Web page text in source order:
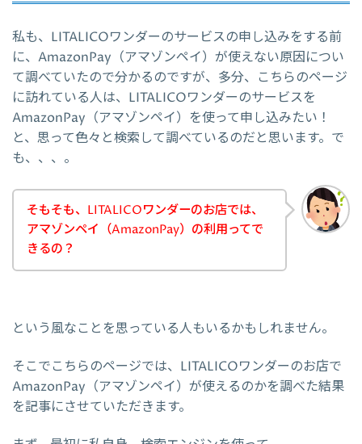
私も、LITALICOワンダーのサービスの申し込みをする前
に、AmazonPay（アマゾンペイ）が使えない原因につい
て調べていたので分かるのですが、多分、こちらのページ
に訪れている人は、LITALICOワンダーのサービスを
AmazonPay（アマゾンペイ）を使って申し込みたい！
と、思って色々と検索して調べているのだと思います。で
も、、、。
そもそも、LITALICOワンダーのお店では、
アマゾンペイ（AmazonPay）の利用ってで
きるの？
という風なことを思っている人もいるかもしれません。
そこでこちらのページでは、LITALICOワンダーのお店で
AmazonPay（アマゾンペイ）が使えるのかを調べた結果
を記事にさせていただきます。